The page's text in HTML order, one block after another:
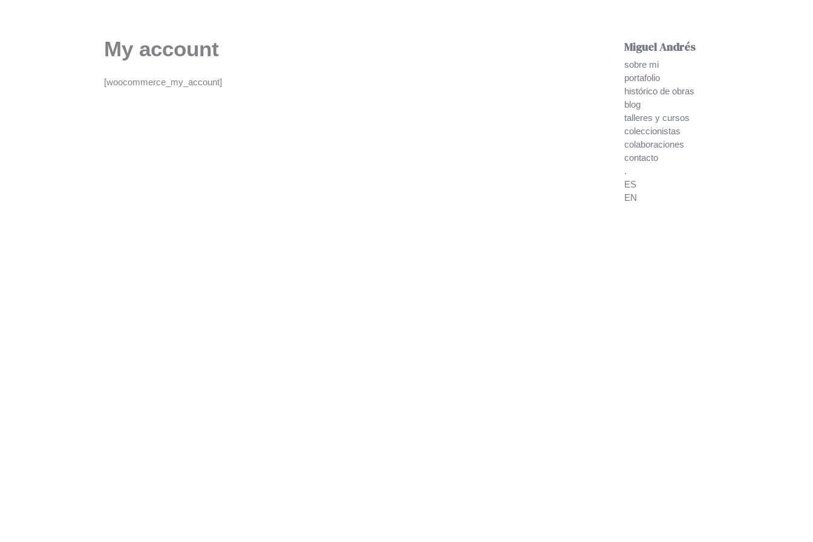
My account
[woocommerce_my_account]
Miguel Andrés
sobre mi
portafolio
histórico de obras
blog
talleres y cursos
coleccionistas
colaboraciones
contacto
.
ES
EN